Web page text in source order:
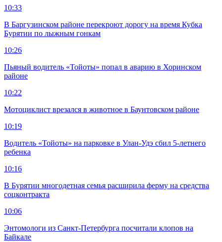
10:33
В Баргузинском районе перекроют дорогу на время Кубка
Бурятии по лыжным гонкам
10:26
Пьяный водитель «Тойоты» попал в аварию в Хоринском
районе
10:22
Мотоциклист врезался в животное в Баунтовском районе
10:19
Водитель «Тойоты» на парковке в Улан-Удэ сбил 5-летнего
ребенка
10:16
В Бурятии многодетная семья расширила ферму на средства
соцконтракта
10:06
Энтомологи из Санкт-Петербурга посчитали клопов на
Байкале